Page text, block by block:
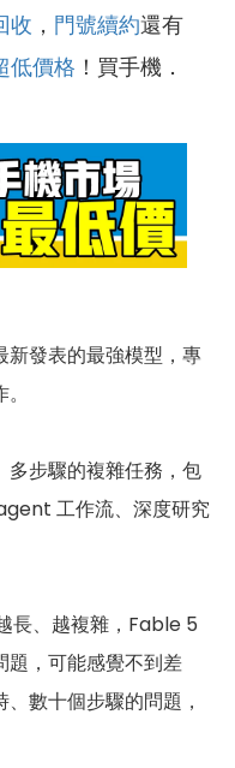
收 ， 門號續約還有
低價格 ！買手機．
發表的最強模型，專
多步驟的複雜任務，包
工作流、深度研究
長、越複雜，Fable 5
題，可能感覺不到差
數十個步驟的問題，